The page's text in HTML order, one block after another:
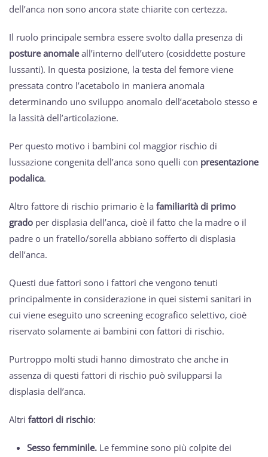
dell’anca non sono ancora state chiarite con certezza.
Il ruolo principale sembra essere svolto dalla presenza di
posture anomaleall’interno dell’utero (cosiddette posture
lussanti). In questa posizione, la testa del femore viene
pressata contro l’acetabolo in maniera anomala
determinando uno sviluppo anomalo dell’acetabolo stesso e
la lassità dell’articolazione.
Per questo motivo i bambini col maggior rischio di
lussazione congenita dell’anca sono quelli con presentazione
podalica.
Altro fattore di rischio primario è la familiarità di primo
grado per displasia dell’anca, cioè il fatto che la madre o il
padre o un fratello/sorella abbiano sofferto di displasia
dell’anca.
Questi due fattori sono i fattori che vengono tenuti
principalmente in considerazione in quei sistemi sanitari in
cui viene eseguito uno screening ecografico selettivo, cioè
riservato solamente ai bambini con fattori di rischio.
Purtroppo molti studi hanno dimostrato che anche in
assenza di questi fattori di rischio può svilupparsi la
displasia dell’anca.
Altri fattori di rischio:
Sesso femminile. Le femmine sono più colpite dei